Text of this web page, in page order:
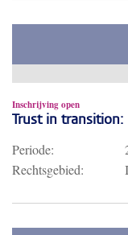
Inschrijving open
Trust in transition:
Periode:
Rechtsgebied: